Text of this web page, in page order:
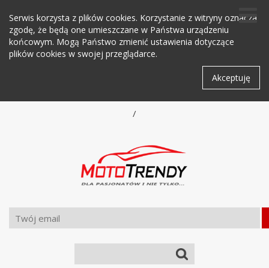
Serwis korzysta z plików cookies. Korzystanie z witryny oznacza
zgodę, że będą one umieszczane w Państwa urządzeniu
końcowym. Mogą Państwo zmienić ustawienia dotyczące
plików cookies w swojej przeglądarce.
Akceptuję
/